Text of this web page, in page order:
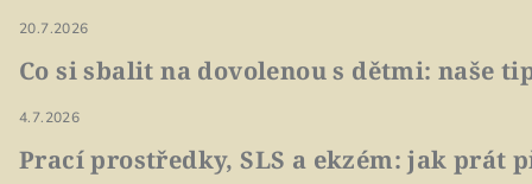
20.7.2026
Co si sbalit na dovolenou s dětmi: naše
4.7.2026
Prací prostředky, SLS a ekzém: jak prát